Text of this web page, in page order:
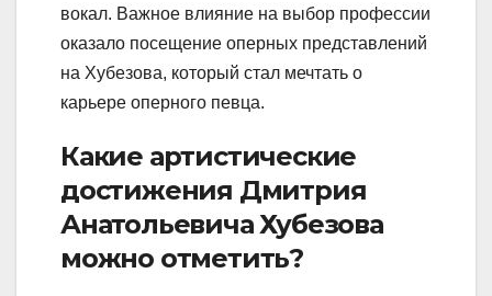
вокал. Важное влияние на выбор профессии
оказало посещение оперных представлений
на Хубезова, который стал мечтать о
карьере оперного певца.
Какие артистические
достижения Дмитрия
Анатольевича Хубезова
можно отметить?